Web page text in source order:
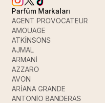
Parfüm Markaları
AGENT PROVOCATEUR
AMOUAGE
ATKİNSONS
AJMAL
ARMANİ
AZZARO
AVON
ARİANA GRANDE
ANTONİO BANDERAS